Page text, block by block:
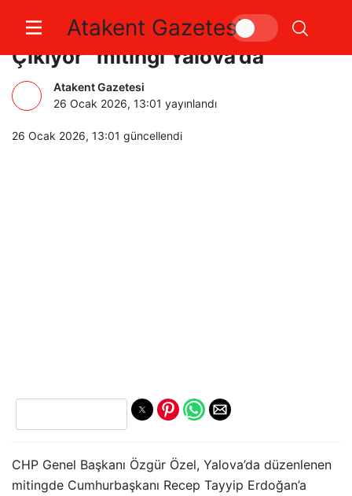
Atakent Gazetesi
CHP’nin “Millet İradesine Sahip
Çıkıyor” mitingi Yalova’da
Atakent Gazetesi
26 Ocak 2026, 13:01 yayınlandı
26 Ocak 2026, 13:01 güncellendi
CHP Genel Başkanı Özgür Özel, Yalova’da düzenlenen
mitingde Cumhurbaşkanı Recep Tayyip Erdoğan’a